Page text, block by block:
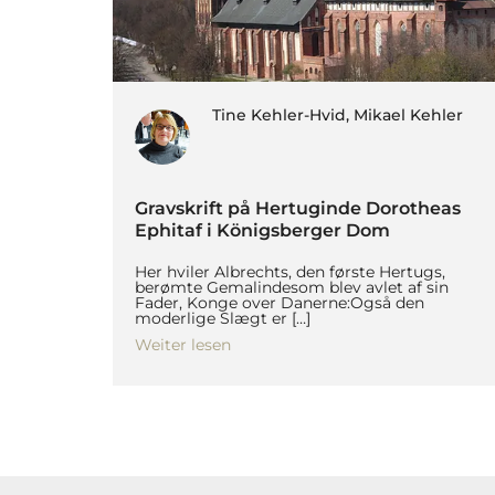
Tine Kehler-Hvid, Mikael Kehler
Gravskrift på Hertuginde Dorotheas
Ephitaf i Königsberger Dom
Her hviler Albrechts, den første Hertugs,
berømte Gemalindesom blev avlet af sin
Fader, Konge over Danerne:Også den
moderlige Slægt er […]
Weiter lesen